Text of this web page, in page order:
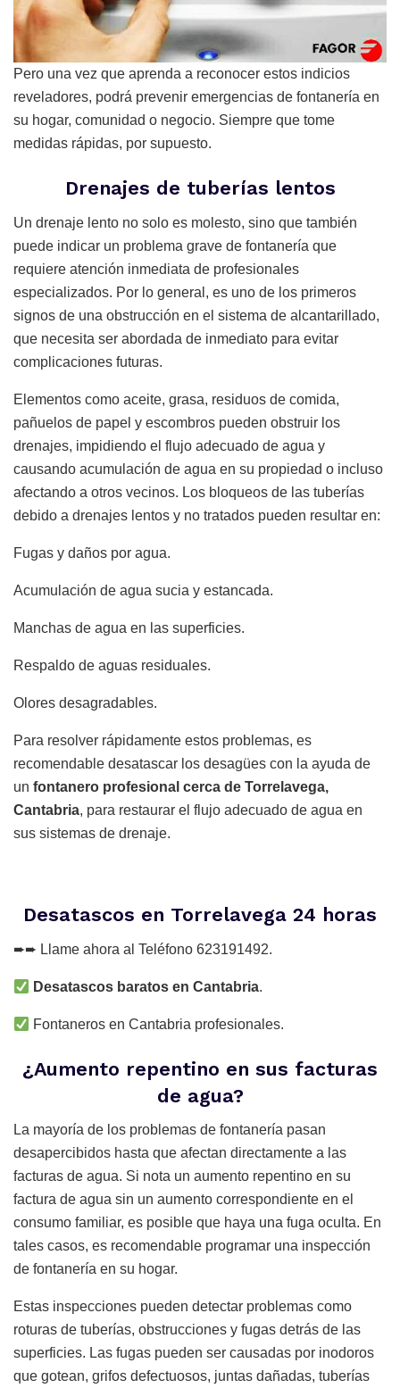
Pero una vez que aprenda a reconocer estos indicios
reveladores, podrá prevenir emergencias de fontanería en
su hogar, comunidad o negocio. Siempre que tome
medidas rápidas, por supuesto.
Drenajes de tuberías lentos
Un drenaje lento no solo es molesto, sino que también
puede indicar un problema grave de fontanería que
requiere atención inmediata de profesionales
especializados. Por lo general, es uno de los primeros
signos de una obstrucción en el sistema de alcantarillado,
que necesita ser abordada de inmediato para evitar
complicaciones futuras.
Elementos como aceite, grasa, residuos de comida,
pañuelos de papel y escombros pueden obstruir los
drenajes, impidiendo el flujo adecuado de agua y
causando acumulación de agua en su propiedad o incluso
afectando a otros vecinos. Los bloqueos de las tuberías
debido a drenajes lentos y no tratados pueden resultar en:
Fugas y daños por agua.
Acumulación de agua sucia y estancada.
Manchas de agua en las superficies.
Respaldo de aguas residuales.
Olores desagradables.
Para resolver rápidamente estos problemas, es
recomendable desatascar los desagües con la ayuda de
un fontanero profesional cerca de Torrelavega,
Cantabria, para restaurar el flujo adecuado de agua en
sus sistemas de drenaje.
Desatascos en Torrelavega 24 horas
➨➨ Llame ahora al Teléfono 623191492.
Desatascos baratos en Cantabria.
Fontaneros en Cantabria profesionales.
¿Aumento repentino en sus facturas
de agua?
La mayoría de los problemas de fontanería pasan
desapercibidos hasta que afectan directamente a las
facturas de agua. Si nota un aumento repentino en su
factura de agua sin un aumento correspondiente en el
consumo familiar, es posible que haya una fuga oculta. En
tales casos, es recomendable programar una inspección
de fontanería en su hogar.
Estas inspecciones pueden detectar problemas como
roturas de tuberías, obstrucciones y fugas detrás de las
superficies. Las fugas pueden ser causadas por inodoros
que gotean, grifos defectuosos, juntas dañadas, tuberías